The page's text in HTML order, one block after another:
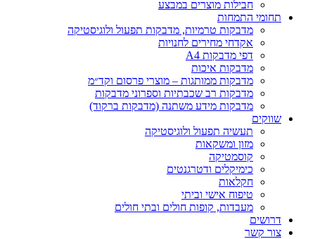
חבילות מוצרים במבצע
תחומי התמחות
מדבקות טרמיות, מדבקות תפעול ולוגיסטיקה
אקדחי מחירים לחנויות
דפי מדבקות A4
מדבקות איכות
מדבקות ממותגות – מוצרי פרסום וקד״מ
מדבקות רב שכבתיות וספרוני מדבקות
מדבקות מידע משתנה (מדבקות ברקוד)
שווקים
תעשיה תפעול ולוגיסטיקה
מזון ומשקאות
קוסמטיקה
כימיקלים ודטרגנטים
חקלאות
טיפוח אישי וביתי
מעבדות, קופות חולים ובתי חולים
דרושים
צור קשר